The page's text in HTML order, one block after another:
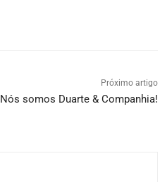
Próximo artigo
Nós somos Duarte & Companhia!